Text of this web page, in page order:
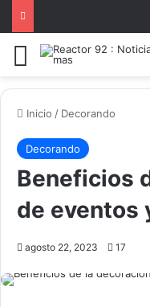
Menú
Inicio / Decorando
Decorando
Beneficios
de eventos
agosto 22, 2023 17